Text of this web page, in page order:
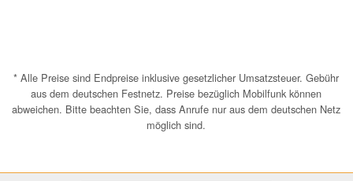
* Alle Preise sind Endpreise inklusive gesetzlicher Umsatzsteuer. Gebühr
aus dem deutschen Festnetz. Preise bezüglich Mobilfunk können
abweichen. Bitte beachten Sie, dass Anrufe nur aus dem deutschen Netz
möglich sind.